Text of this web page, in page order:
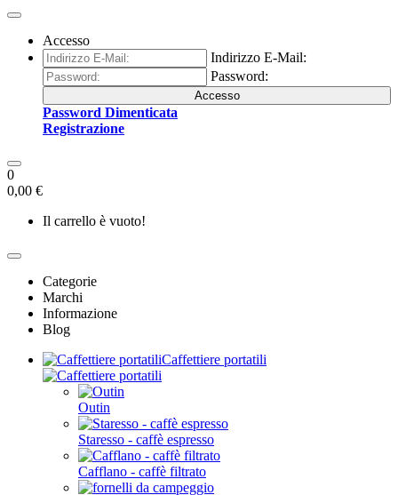
Accesso
Indirizzo E-Mail:
Password:
Accesso
Password Dimenticata
Registrazione
0
0,00 €
Il carrello è vuoto!
Categorie
Marchi
Informazione
Blog
Caffettiere portatili
Outin
Staresso - caffè espresso
Cafflano - caffè filtrato